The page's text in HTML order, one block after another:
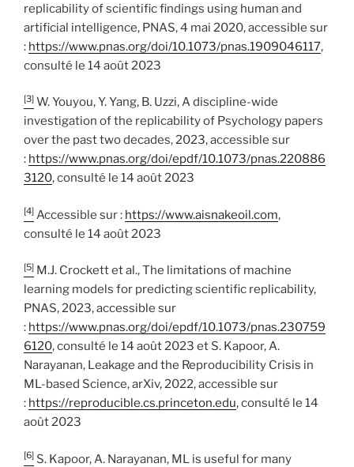
replicability of scientific findings using human and
artificial intelligence, PNAS, 4 mai 2020, accessible sur
: https://www.pnas.org/doi/10.1073/pnas.1909046117,
consulté le 14 août 2023
[3] W. Youyou, Y. Yang, B. Uzzi, A discipline-wide
investigation of the replicability of Psychology papers
over the past two decades, 2023, accessible sur
: https://www.pnas.org/doi/epdf/10.1073/pnas.220886
3120, consulté le 14 août 2023
[4] Accessible sur : https://www.aisnakeoil.com,
consulté le 14 août 2023
[5] M.J. Crockett et al., The limitations of machine
learning models for predicting scientific replicability,
PNAS, 2023, accessible sur
: https://www.pnas.org/doi/epdf/10.1073/pnas.230759
6120, consulté le 14 août 2023 et S. Kapoor, A.
Narayanan, Leakage and the Reproducibility Crisis in
ML-based Science, arXiv, 2022, accessible sur
: https://reproducible.cs.princeton.edu, consulté le 14
août 2023
[6] S. Kapoor, A. Narayanan, ML is useful for many